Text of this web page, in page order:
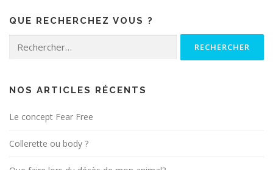
QUE RECHERCHEZ VOUS ?
NOS ARTICLES RÉCENTS
Le concept Fear Free
Collerette ou body ?